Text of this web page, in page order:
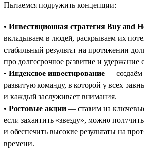
Пытаемся подружить концепции:
• Инвестиционная стратегия Buy and
вкладываем в людей, раскрываем их
стабильный результат на протяжении
про долгосрочное развитие и удержание
• Индексное инвестирование — создаём
развитую команду, в которой у всех
и каждый заслуживает внимания.
• Ростовые акции — ставим на
если захантить «звезду», можно
и обеспечить высокие результаты на
времени.